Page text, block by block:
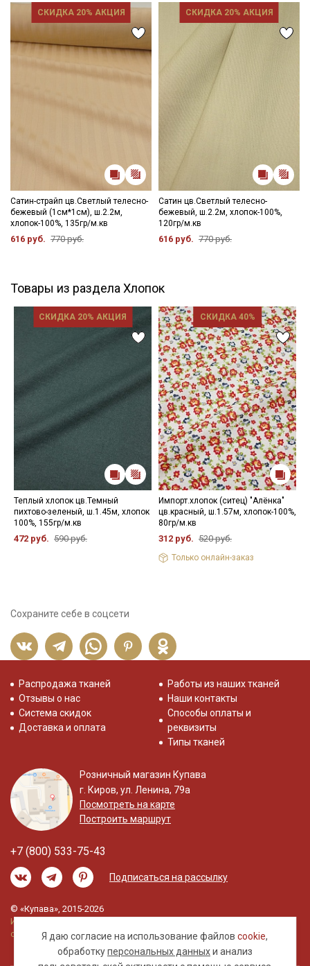
СКИДКА 20% АКЦИЯ
Сатин-страйп цв.Светлый телесно-
бежевый (1см*1см), ш.2.2м,
хлопок-100%, 135гр/м.кв
616 руб. 770 руб.
СКИДКА 20% АКЦИЯ
Сатин цв.Светлый телесно-
бежевый, ш.2.2м, хлопок-100%,
120гр/м.кв
616 руб. 770 руб.
Товары из раздела Хлопок
СКИДКА 20% АКЦИЯ
Теплый хлопок цв.Темный
пихтово-зеленый, ш.1.45м, хлопок
100%, 155гр/м.кв
472 руб. 590 руб.
СКИДКА 40%
Импорт.хлопок (ситец) "Алёнка"
цв.красный, ш.1.57м, хлопок-100%,
80гр/м.кв
312 руб. 520 руб.
Только онлайн-заказ
Сохраните себе в соцсети
Я даю согласие на использование файловcookie,
обработкуперсональных данныхи анализ
Распродажа тканей
Отзывы о нас
Система скидок
Доставка и оплата
Работы из наших тканей
Наши контакты
Способы оплаты и
реквизиты
Типы тканей
Розничный магазин Купава
г. Киров, ул. Ленина, 79а
Посмотреть на карте
Построить маршрут
+7 (800) 533-75-43
Подписаться на рассылку
© «Купава», 2015-2026
Информация на сайте не является публичной
офертой.